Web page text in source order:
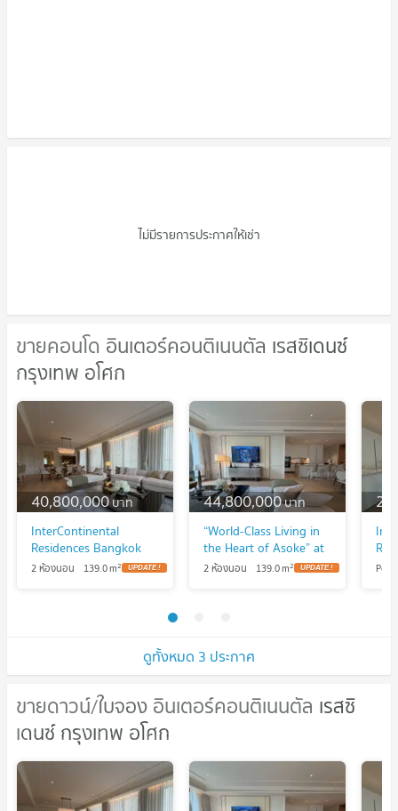
ไม่มีรายการประกาศให้เช่า
ขายคอนโด อินเตอร์คอนติเนนตัล เรสซิเดนซ์
กรุงเทพ อโศก
ดูทั้งหมด 3 ประกาศ
ขายคอนโด อินเตอร์คอนติเนนตัล เรสซิ
เดนซ์ กรุงเทพ อโศก
40,800,000บาท
InterContinental
Residences Bangkok
Asoke 2 ห้องนอน 2
2 ห้องนอน 139.0m2
44,800,000บาท
“World-Class Living in
the Heart of Asoke” at
InterContinental
2 ห้องนอน 139.0m2
ขายดาวน์/ใบจอง อินเตอร์คอนติเนนตัล เรสซิ
เดนซ์ กรุงเทพ อโศก
ขายดาวน์/ใบจอง อินเตอร์คอนติเนนตัล
เรสซิเดนซ์ กรุงเทพ อโศก